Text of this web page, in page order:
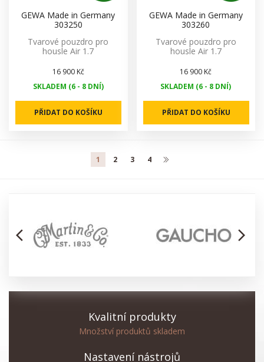
GEWA Made in Germany
303250
Tvarové pouzdro pro
housle Air 1.7
16 900 Kč
SKLADEM (6 - 8 DNÍ)
PŘIDAT DO KOŠÍKU
GEWA Made in Germany
303260
Tvarové pouzdro pro
housle Air 1.7
16 900 Kč
SKLADEM (6 - 8 DNÍ)
PŘIDAT DO KOŠÍKU
1 2 3 4
arrow_back_ios arrow_forward_ios
Kvalitní produkty
Množství produktů skladem
Nastavení nástrojů